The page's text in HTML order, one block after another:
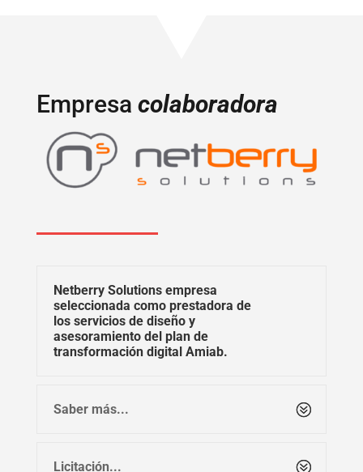
Empresa colaboradora
Netberry Solutions empresa
seleccionada como prestadora de
los servicios de diseño y
asesoramiento del plan de
transformación digital Amiab.
Saber más...
Licitación...